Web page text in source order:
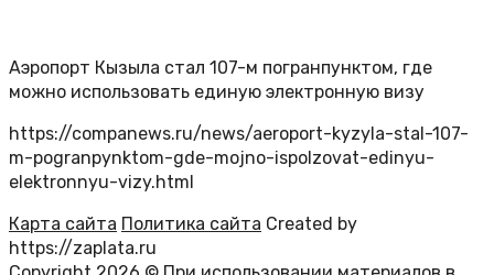
Аэропорт Кызыла стал 107-м погранпунктом, где
можно использовать единую электронную визу
https://companews.ru/news/aeroport-kyzyla-stal-107-
m-pogranpynktom-gde-mojno-ispolzovat-edinyu-
elektronnyu-vizy.html
Карта сайта Политика сайта Created by
https://zaplata.ru